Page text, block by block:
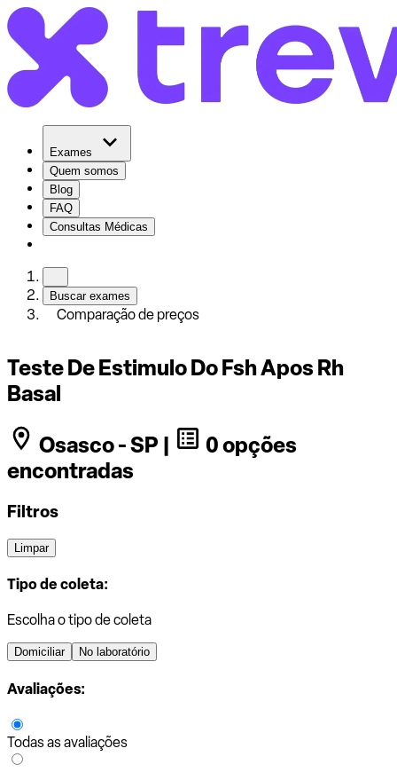
Exames
Quem somos
Blog
FAQ
Consultas Médicas
Buscar exames
Comparação de preços
Teste De Estimulo Do Fsh Apos Rh
Basal
Osasco - SP |
0 opções
encontradas
Filtros
Limpar
Tipo de coleta:
Escolha o tipo de coleta
Domiciliar No laboratório
Avaliações:
Todas as avaliações